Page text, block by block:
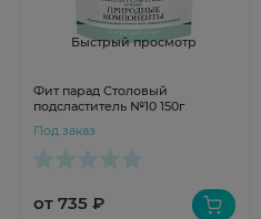
Быстрый просмотр
Фит парад Столовый
подсластитель №10 150г
Под заказ
от 735 ₽